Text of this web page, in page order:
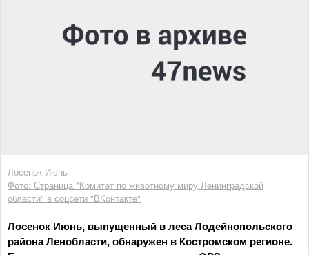
Лосенок Июнь
Фото: Страница "Комитет по животному миру Ленинградской
области" в соцсети "ВКонтакте"
Лосенок Июнь, выпущенный в леса Лодейнопольского
района Ленобласти, обнаружен в Костромском регионе.